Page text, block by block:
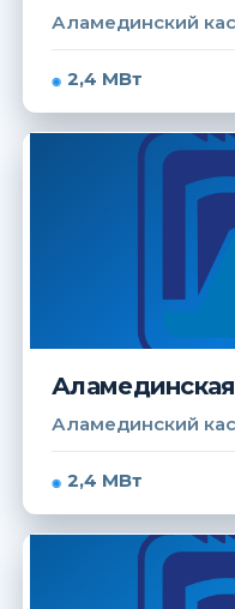
Аламединский
2,4 МВт
Аламединский
2,4 МВт